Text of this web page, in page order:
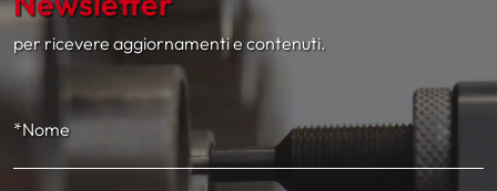
per ricevere aggiornamenti e contenuti.
*Nome